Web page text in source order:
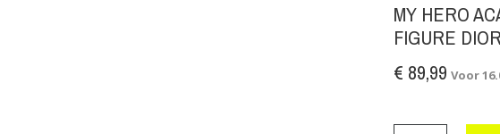
MY HERO
FIGURE
€ 89,99 Voor